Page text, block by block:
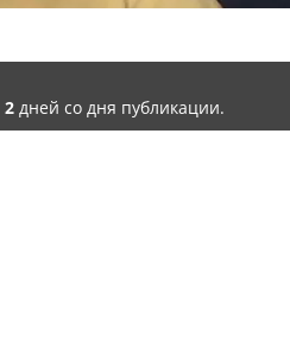
2 дней со дня публикации.